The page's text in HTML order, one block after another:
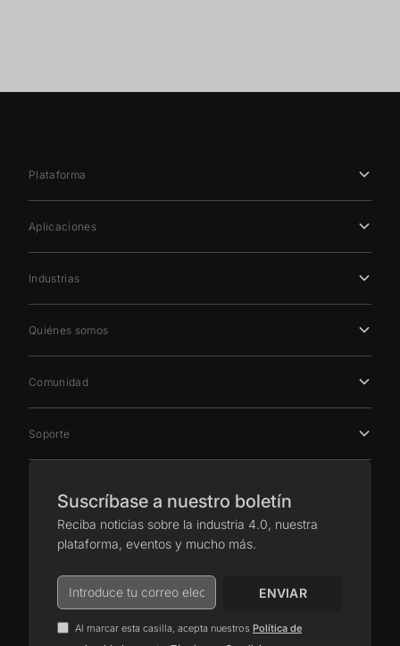
Plataforma
Aplicaciones
Industrias
Quiénes somos
Comunidad
Soporte
Suscríbase a nuestro boletín
Reciba noticias sobre la industria 4.0, nuestra
plataforma, eventos y mucho más.
Al marcar esta casilla, acepta nuestros Política de